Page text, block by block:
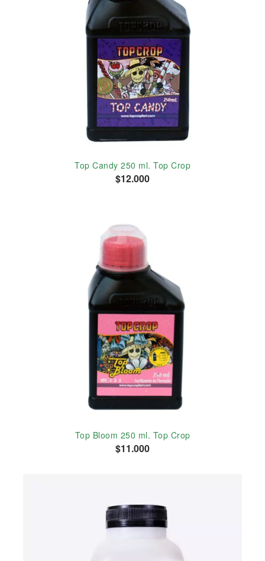
Top Candy 250 ml. Top Crop
$12.000
Top Bloom 250 ml. Top Crop
$11.000